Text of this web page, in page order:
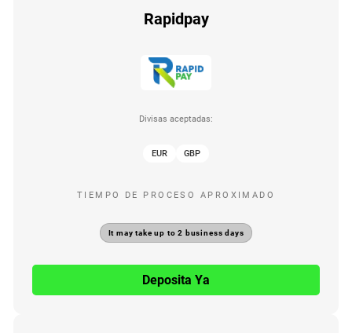
Rapidpay
Divisas aceptadas:
EUR GBP
TIEMPO DE PROCESO APROXIMADO
It may take up to 2 business days
Deposita Ya